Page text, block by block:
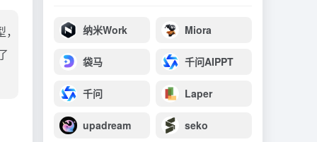
纳米Work Miora
袋马 千问AIPPT
千问 Laper
upadream seko